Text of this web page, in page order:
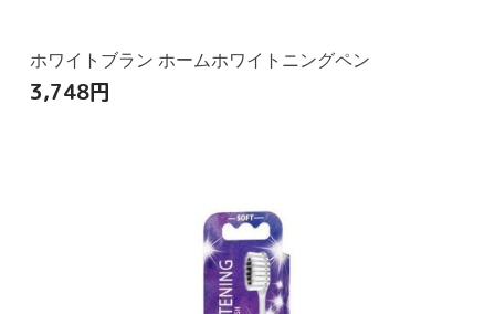
ホワイトブラン ホームホワイトニングペン
3,748円